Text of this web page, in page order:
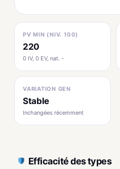
PV MIN (NIV. 100)
220
0 IV, 0 EV, nat. -
VARIATION GEN
Stable
Inchangées récemment
Efficacité des types